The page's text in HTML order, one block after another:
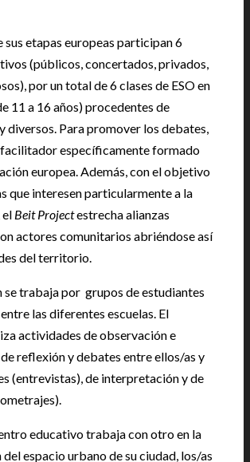
sus etapas europeas participan 6
(públicos, concertados, privados,
por un total de 6 clases de ESO en
11 a 16 años) procedentes de
Para promover los debates,
facilitador específicamente formado
europea. Además, con el objetivo
que interesen particularmente a la
el Beit Projectestrecha alianzas
actores comunitarios abriéndose así
del territorio.
se trabaja por grupos de estudiantes
las diferentes escuelas. El
actividades de observación e
reflexión y debates entre ellos/as y
(entrevistas), de interpretación y de
educativo trabaja con otro en la
espacio urbano de su ciudad, los/as